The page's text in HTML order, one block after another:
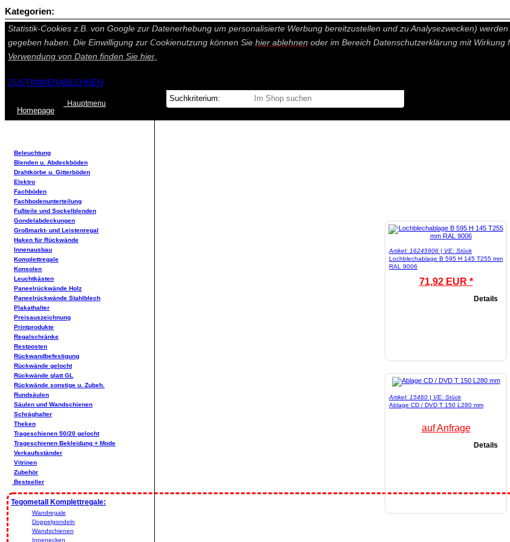
Auf dieser Seite werden technisch notwendige Cookies gesetzt. Technisch nicht notwendige Cookies und Statistik Funktionen,
Statistik-Cookies z.B. von Google zur Datenerhebung um personalisierte Werbung bereitzustellen und zu Analysezwecken)
gegeben haben. Die Einwilligung zur Cookienutzung können Sie hier ablehnen oder im Bereich Datenschutzerklärung mit Wirkung
Verwendung von Daten finden Sie hier.
ZUSTIMMENABLEHNEN
Homepage
Hauptmenu
Artikel: 16245906 | VE: Stück
Lochblechablage B 595 H 145 T255 mm
RAL 9006
71,92 EUR *
Details
Artikel: 15460 | VE: Stück
Ablage CD / DVD T 150 L280 mm
auf Anfrage
Details
Kategorien:
Beleuchtung
Blenden u. Abdeckböden
Drahtkörbe u. Gitterböden
Elektro
Fachböden
Fachbodenunterteilung
Fußteile und Sockelblenden
Gondelabdeckungen
Großmarkt- und Leistenregal
Haken für Rückwände
Innenausbau
Komplettregale
Konsolen
Leuchtkästen
Paneelrückwände Holz
Paneelrückwände Stahlblech
Plakathalter
Preisauszeichnung
Printprodukte
Regalschränke
Restposten
Rückwandbefestigung
Rückwände gelocht
Rückwände glatt GL
Rückwände sonstige u. Zubeh.
Rundsäulen
Säulen und Wandschienen
Schräghalter
Theken
Trageschienen 50/20 gelocht
Trageschienen Bekleidung + Mode
Verkaufsständer
Vitrinen
Zubehör
Bestseller
Tegometall Komplettregale:
Wandregale
Doppelgondeln
Wandschienen
Innenecken